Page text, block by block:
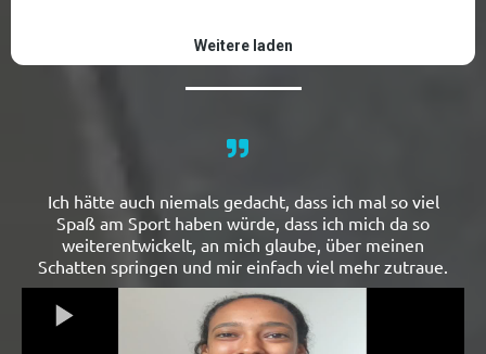
Ich hätte auch niemals gedacht, dass ich mal so viel
Spaß am Sport haben würde, dass ich mich da so
weiterentwickelt, an mich glaube, über meinen
Schatten springen und mir einfach viel mehr zutraue.